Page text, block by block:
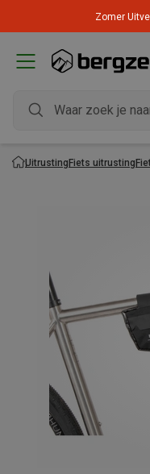
Zomer
UitrustingFiets uitrusting